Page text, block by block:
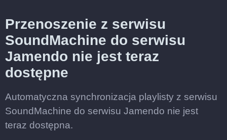
Przenoszenie z serwisu
SoundMachine do serwisu
Jamendo nie jest teraz
dostępne
Automatyczna synchronizacja playlisty z serwisu
SoundMachine do serwisu Jamendo nie jest
teraz dostępna.